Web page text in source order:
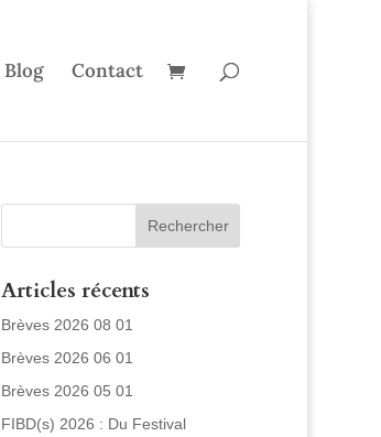
Blog Contact
Articles récents
Brèves 2026 08 01
Brèves 2026 06 01
Brèves 2026 05 01
FIBD(s) 2026 : Du Festival